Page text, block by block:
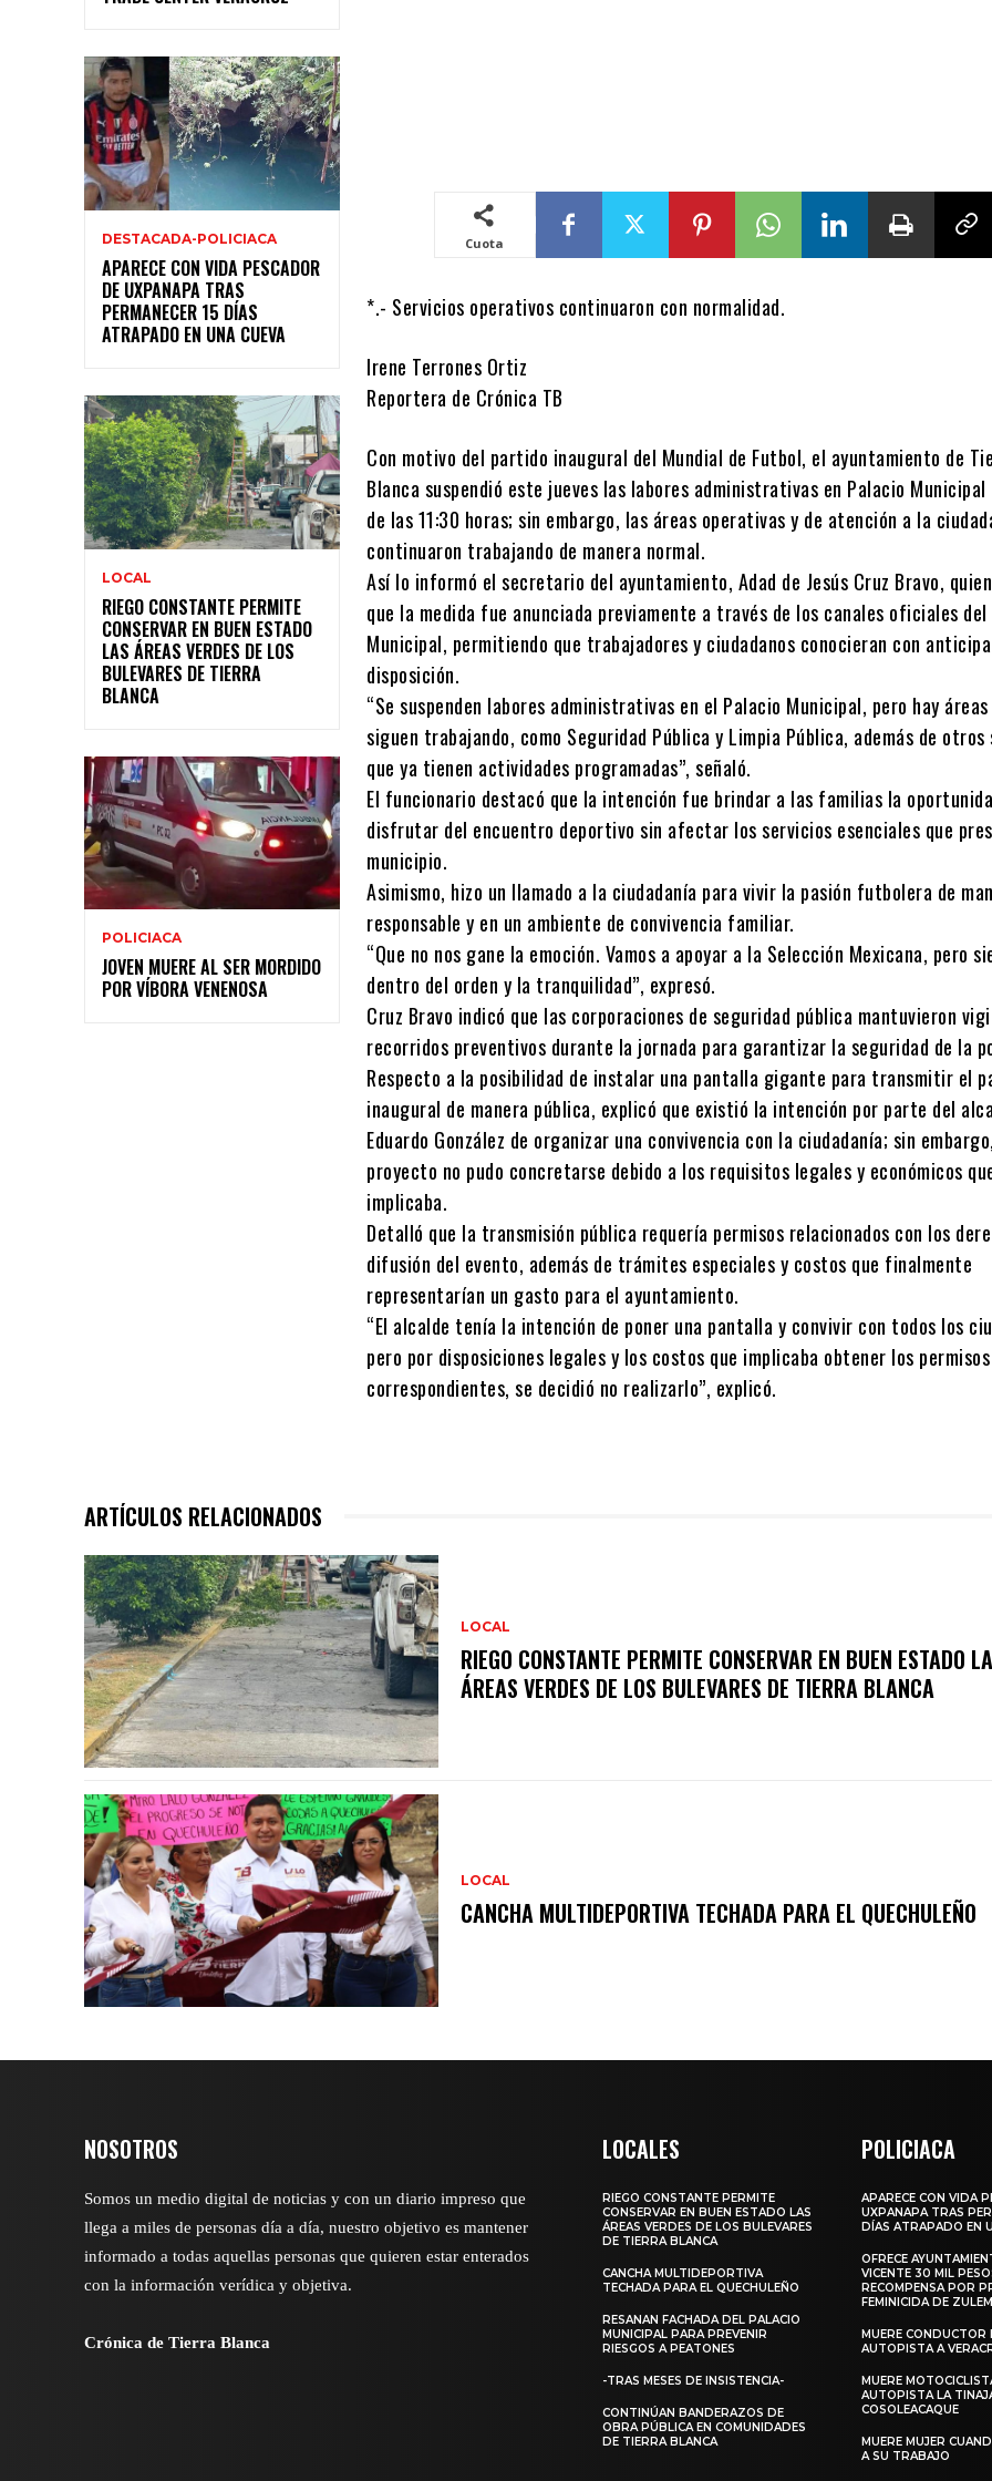
DESTACADA-POLICIACA
APARECE CON VIDA PESCADOR
DE UXPANAPA TRAS
PERMANECER 15 DÍAS
ATRAPADO EN UNA CUEVA
LOCAL
RIEGO CONSTANTE PERMITE
CONSERVAR EN BUEN ESTADO
LAS ÁREAS VERDES DE LOS
BULEVARES DE TIERRA
BLANCA
POLICIACA
JOVEN MUERE AL SER MORDIDO
POR VÍBORA VENENOSA
Cuota
*.- Servicios operativos continuaron con normalidad.
Irene Terrones Ortiz
Reportera de Crónica TB
Con motivo del partido inaugural del Mundial de Futbol, el ayuntamiento de
Blanca suspendió este jueves las labores administrativas en Palacio
de las 11:30 horas; sin embargo, las áreas operativas y de atención a la
continuaron trabajando de manera normal.
Así lo informó el secretario del ayuntamiento, Adad de Jesús Cruz Bravo,
que la medida fue anunciada previamente a través de los canales oficiales del
Municipal, permitiendo que trabajadores y ciudadanos conocieran con
disposición.
“Se suspenden labores administrativas en el Palacio Municipal, pero hay
siguen trabajando, como Seguridad Pública y Limpia Pública, además de
que ya tienen actividades programadas”, señaló.
El funcionario destacó que la intención fue brindar a las familias la
disfrutar del encuentro deportivo sin afectar los servicios esenciales que
municipio.
Asimismo, hizo un llamado a la ciudadanía para vivir la pasión futbolera de
responsable y en un ambiente de convivencia familiar.
“Que no nos gane la emoción. Vamos a apoyar a la Selección Mexicana, pero
dentro del orden y la tranquilidad”, expresó.
Cruz Bravo indicó que las corporaciones de seguridad pública mantuvieron
recorridos preventivos durante la jornada para garantizar la seguridad de la
Respecto a la posibilidad de instalar una pantalla gigante para transmitir el
inaugural de manera pública, explicó que existió la intención por parte del
Eduardo González de organizar una convivencia con la ciudadanía; sin
proyecto no pudo concretarse debido a los requisitos legales y económicos
implicaba.
Detalló que la transmisión pública requería permisos relacionados con los
difusión del evento, además de trámites especiales y costos que finalmente
representarían un gasto para el ayuntamiento.
“El alcalde tenía la intención de poner una pantalla y convivir con todos los
pero por disposiciones legales y los costos que implicaba obtener los permisos
correspondientes, se decidió no realizarlo”, explicó.
ARTÍCULOS RELACIONADOS
LOCAL
RIEGO CONSTANTE PERMITE CONSERVAR EN BUEN ESTADO
ÁREAS VERDES DE LOS BULEVARES DE TIERRA BLANCA
LOCAL
CANCHA MULTIDEPORTIVA TECHADA PARA EL QUECHULEÑO
NOSOTROS
Somos un medio digital de noticias y con un diario impreso que
llega a miles de personas día a día, nuestro objetivo es mantener
informado a todas aquellas personas que quieren estar enterados
con la información verídica y objetiva.
Crónica de Tierra Blanca
LOCALES
RIEGO CONSTANTE PERMITE
CONSERVAR EN BUEN ESTADO LAS
ÁREAS VERDES DE LOS BULEVARES
DE TIERRA BLANCA
CANCHA MULTIDEPORTIVA
TECHADA PARA EL QUECHULEÑO
RESANAN FACHADA DEL PALACIO
MUNICIPAL PARA PREVENIR
RIESGOS A PEATONES
-TRAS MESES DE INSISTENCIA-
CONTINÚAN BANDERAZOS DE
OBRA PÚBLICA EN COMUNIDADES
DE TIERRA BLANCA
POLICIACA
APARECE CON VIDA
UXPANAPA TRAS
DÍAS ATRAPADO EN
OFRECE
VICENTE 30 MIL
RECOMPENSA POR
FEMINICIDA DE
MUERE CONDUCTOR
AUTOPISTA A
MUERE
AUTOPISTA LA
COSOLEACAQUE
MUERE MUJER
A SU TRABAJO